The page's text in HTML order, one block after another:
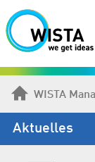
WISTA
Aktuelles